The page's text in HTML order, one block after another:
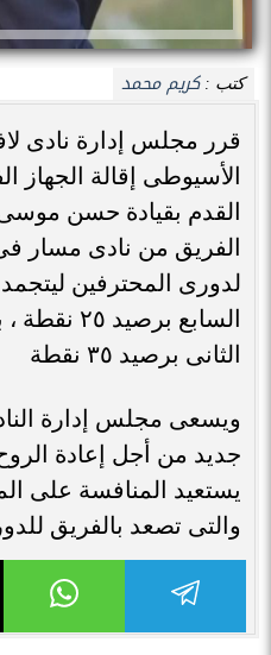
كتب :كريم محمد
قرر مجلس إدارة نادى
الأسيوطى إقالة الجهاز
القدم بقيادة حسن موسى
الفريق من نادى مسار
لدورى المحترفين
السابع
الثانى برصيد ٣٥ نقطة
ويسعى مجلس إدارة
جديد من أجل إعادة
يستعيد المنافسة على
والتى تصعد بالفريق